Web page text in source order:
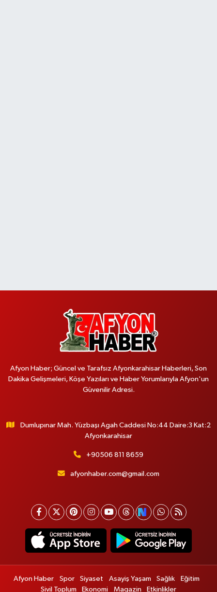
Afyon Haber; Güncel ve Tarafsız Afyonkarahisar Haberleri, Son
Dakika Gelişmeleri, Köşe Yazıları ve Haber Yorumlarıyla Afyon'un
Güvenilir Adresi.
Dumlupınar Mah. Yüzbaşı Agah Caddesi No:44 Daire:3 Kat:2
Afyonkarahisar
+90506 811 8659
afyonhaber.com@gmail.com
Afyon Haber Spor Siyaset Asayiş Yaşam Sağlık
Eğitim
Sivil Toplum
Ekonomi Magazin Etkinlikler